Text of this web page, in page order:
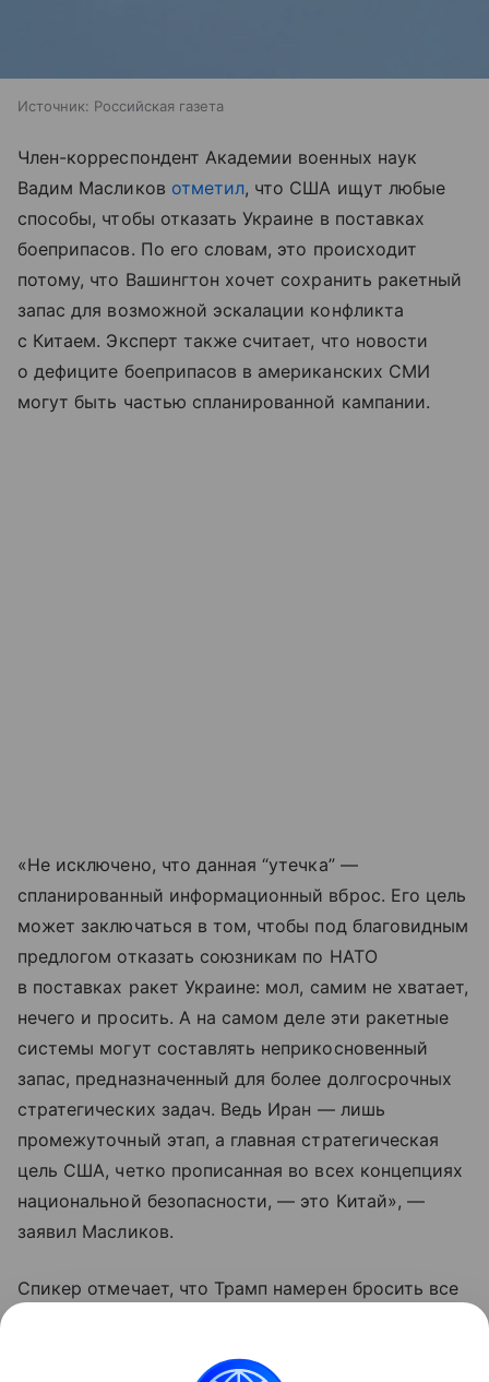
Источник: Российская газета
Член-корреспондент Академии военных наук
Вадим Масликов отметил, что США ищут любые
способы, чтобы отказать Украине в поставках
боеприпасов. По его словам, это происходит
потому, что Вашингтон хочет сохранить ракетный
запас для возможной эскалации конфликта
с Китаем. Эксперт также считает, что новости
о дефиците боеприпасов в американских СМИ
могут быть частью спланированной кампании.
«Не исключено, что данная “утечка” —
спланированный информационный вброс. Его цель
может заключаться в том, чтобы под благовидным
предлогом отказать союзникам по НАТО
в поставках ракет Украине: мол, самим не хватает,
нечего и просить. А на самом деле эти ракетные
системы могут составлять неприкосновенный
запас, предназначенный для более долгосрочных
стратегических задач. Ведь Иран — лишь
промежуточный этап, а главная стратегическая
цель США, четко прописанная во всех концепциях
национальной безопасности, — это Китай», —
заявил Масликов.
Спикер отмечает, что Трамп намерен бросить все